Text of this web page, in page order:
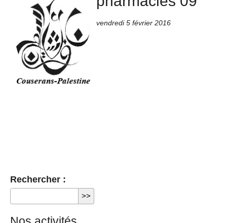
vendredi 5 février 2016
Rechercher :